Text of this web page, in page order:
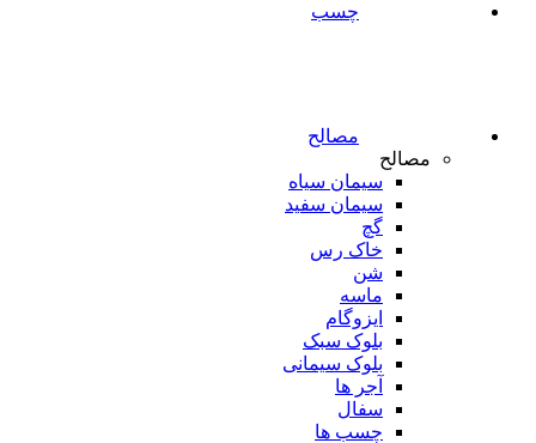
چسب
مصالح
مصالح
سیمان سیاه
سیمان سفید
گچ
خاک رس
شن
ماسه
ایزوگام
بلوک سبک
بلوک سیمانی
آجر ها
سفال
چسب ها